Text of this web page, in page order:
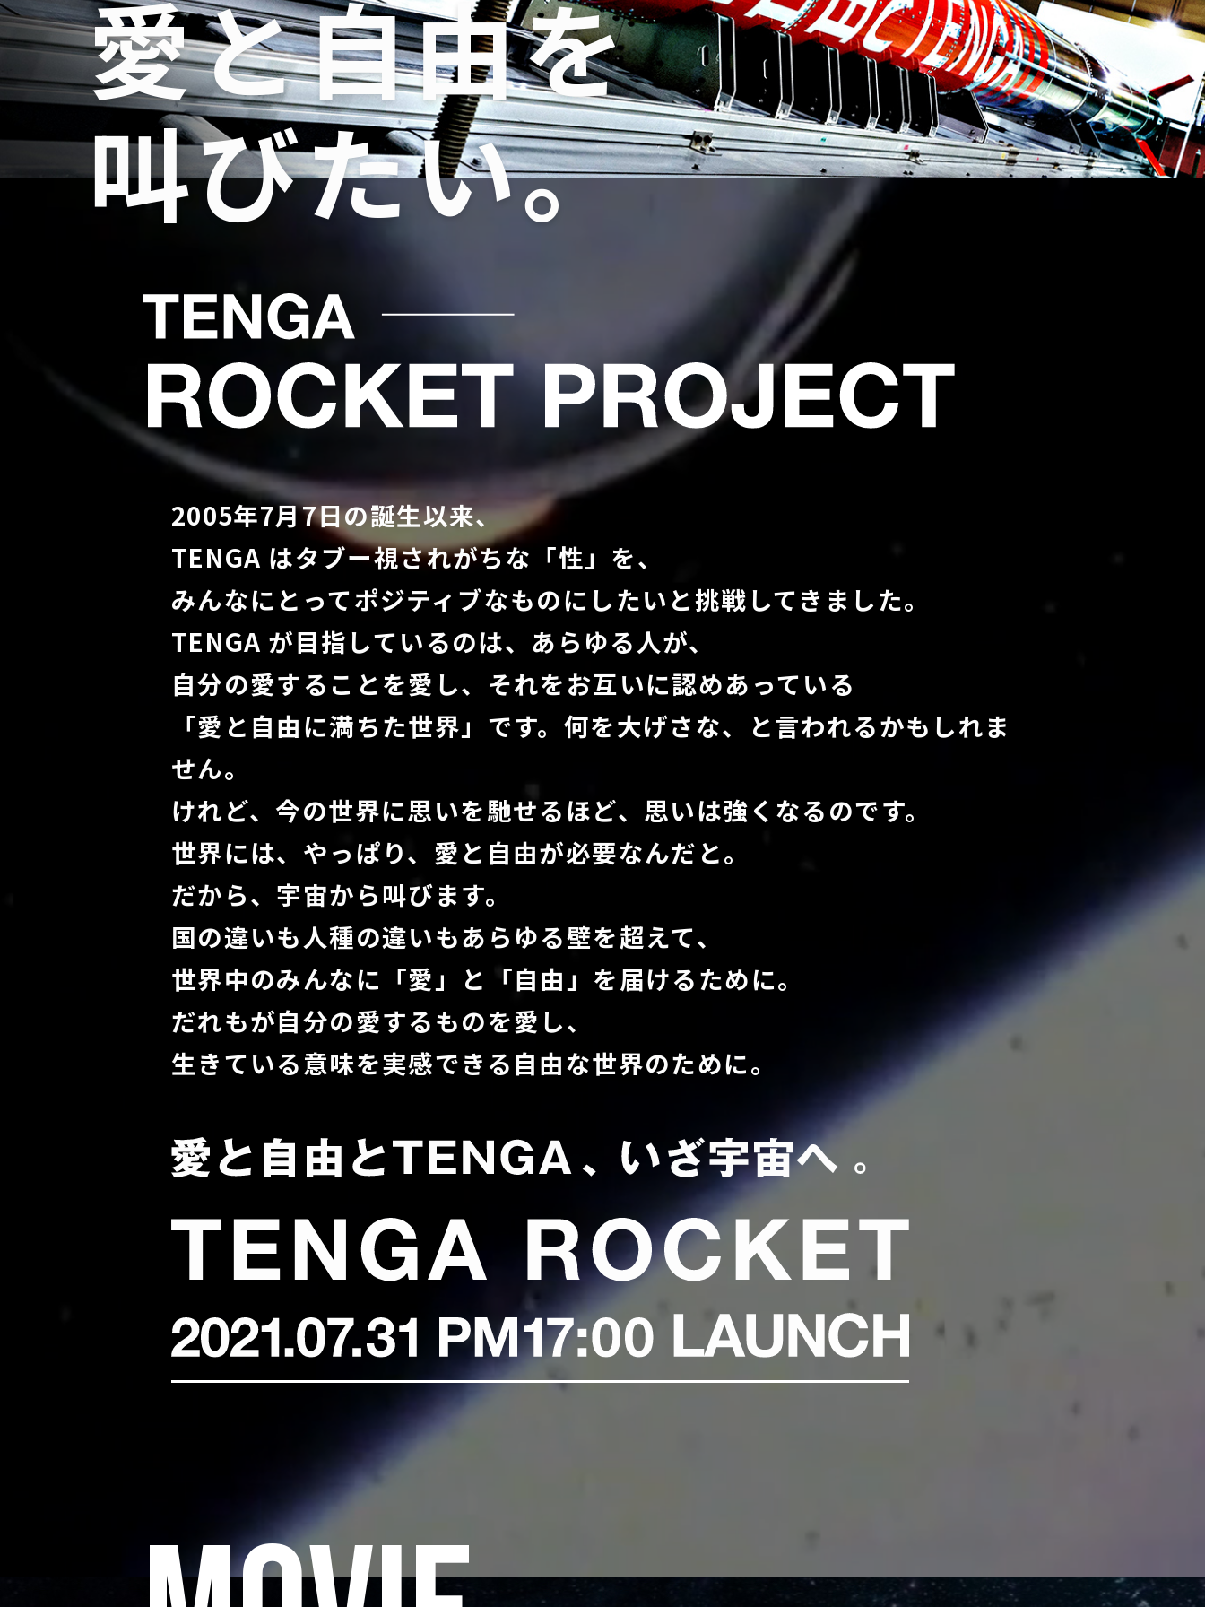
愛と自由を
叫びたい。
2005年7⽉7⽇の誕⽣以来、
TENGA はタブー視されがちな「性」を、
みんなにとってポジティブなものにしたいと挑戦してきました。
TENGA が⽬指しているのは、あらゆる⼈が、
⾃分の愛することを愛し、それをお互いに認めあっている
「愛と⾃由に満ちた世界」です。何を⼤げさな、と⾔われるかもしれま
せん。
けれど、今の世界に思いを馳せるほど、思いは強くなるのです。
世界には、やっぱり、愛と⾃由が必要なんだと。
だから、宇宙から叫びます。
国の違いも⼈種の違いもあらゆる壁を超えて、
世界中のみんなに「愛」と「⾃由」を届けるために。
だれもが⾃分の愛するものを愛し、
⽣きている意味を実感できる⾃由な世界のために。